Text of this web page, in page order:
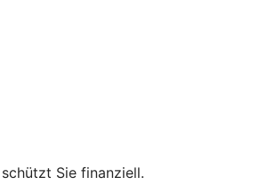
Sie finanziell.